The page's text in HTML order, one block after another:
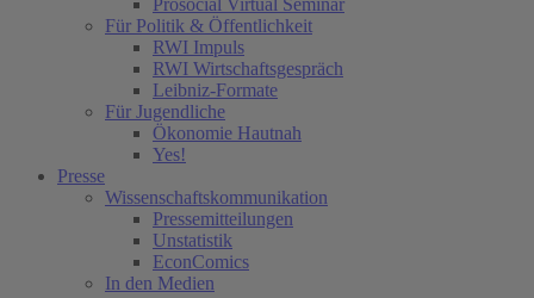
Prosocial Virtual Seminar
Für Politik & Öffentlichkeit
RWI Impuls
RWI Wirtschaftsgespräch
Leibniz-Formate
Für Jugendliche
Ökonomie Hautnah
Yes!
Presse
Wissenschaftskommunikation
Pressemitteilungen
Unstatistik
EconComics
In den Medien